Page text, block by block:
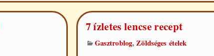
7 ízletes lencse recept
Gasztroblog,Zöldséges ételek